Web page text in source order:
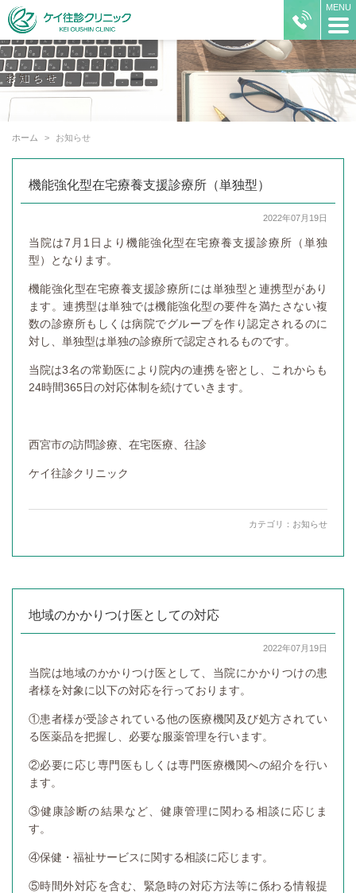
ホーム お知らせ
機能強化型在宅療養支援診療所（単独型）
2022年07月19日
当院は7月1日より機能強化型在宅療養支援診療所（単独
型）となります。
機能強化型在宅療養支援診療所には単独型と連携型があり
ます。連携型は単独では機能強化型の要件を満たさない複
数の診療所もしくは病院でグループを作り認定されるのに
対し、単独型は単独の診療所で認定されるものです。
当院は3名の常勤医により院内の連携を密とし、これからも
24時間365日の対応体制を続けていきます。
西宮市の訪問診療、在宅医療、往診
ケイ往診クリニック
カテゴリ： お知らせ
地域のかかりつけ医としての対応
2022年07月19日
当院は地域のかかりつけ医として、当院にかかりつけの患
者様を対象に以下の対応を行っております。
①患者様が受診されている他の医療機関及び処方されてい
る医薬品を把握し、必要な服薬管理を行います。
②必要に応じ専門医もしくは専門医療機関への紹介を行い
ます。
③健康診断の結果など、健康管理に関わる相談に応じま
す。
④保健・福祉サービスに関する相談に応じます。
⑤時間外対応を含む、緊急時の対応方法等に係わる情報提